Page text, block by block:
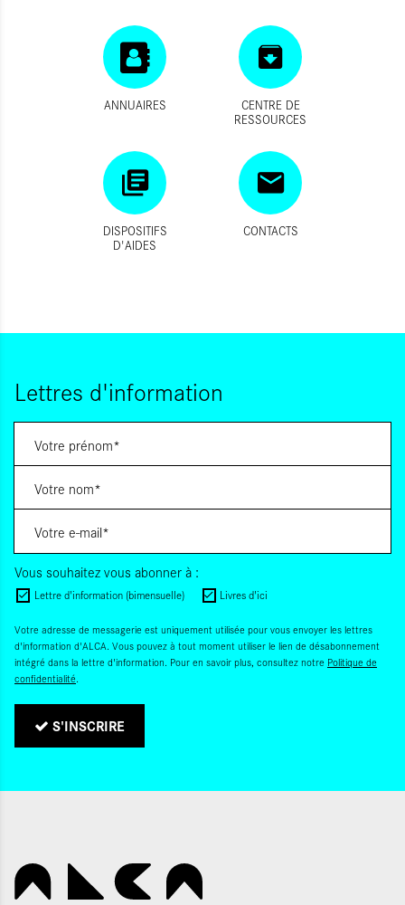
ANNUAIRES
CENTRE DE
RESSOURCES
DISPOSITIFS
D'AIDES
CONTACTS
Lettres d'information
Vous souhaitez vous abonner à :
Lettre d'information (bimensuelle) Livres d'ici
Votre adresse de messagerie est uniquement utilisée pour vous envoyer les lettres
d'information d'ALCA. Vous pouvez à tout moment utiliser le lien de désabonnement
intégré dans la lettre d'information. Pour en savoir plus, consultez notre Politique de
confidentialité.
S'INSCRIRE